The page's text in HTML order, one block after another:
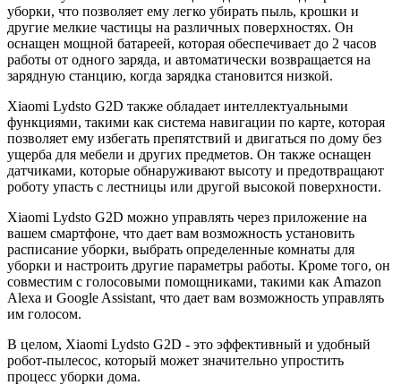
уборки, что позволяет ему легко убирать пыль, крошки и
другие мелкие частицы на различных поверхностях. Он
оснащен мощной батареей, которая обеспечивает до 2 часов
работы от одного заряда, и автоматически возвращается на
зарядную станцию, когда зарядка становится низкой.
Xiaomi Lydsto G2D также обладает интеллектуальными
функциями, такими как система навигации по карте, которая
позволяет ему избегать препятствий и двигаться по дому без
ущерба для мебели и других предметов. Он также оснащен
датчиками, которые обнаруживают высоту и предотвращают
роботу упасть с лестницы или другой высокой поверхности.
Xiaomi Lydsto G2D можно управлять через приложение на
вашем смартфоне, что дает вам возможность установить
расписание уборки, выбрать определенные комнаты для
уборки и настроить другие параметры работы. Кроме того, он
совместим с голосовыми помощниками, такими как Amazon
Alexa и Google Assistant, что дает вам возможность управлять
им голосом.
В целом, Xiaomi Lydsto G2D - это эффективный и удобный
робот-пылесос, который может значительно упростить
процесс уборки дома.